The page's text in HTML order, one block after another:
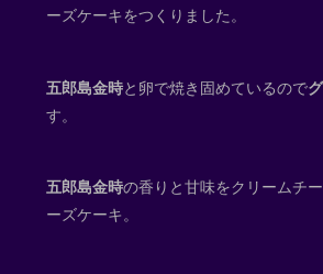
ーズケーキをつくりました。
五郎島金時と卵で焼き固めているので
す。
五郎島金時の香りと甘味をクリームチ
ーズケーキ。